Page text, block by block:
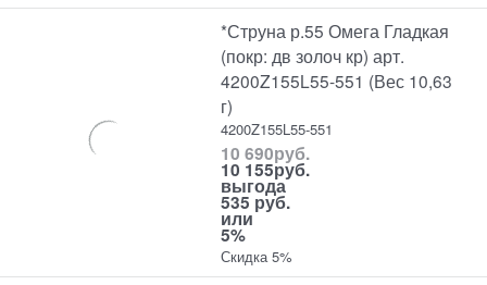
*Струна р.55 Омега Гладкая
(покр: дв золоч кр) арт.
4200Z155L55-551 (Вес 10,63
г)
4200Z155L55-551
10 690руб.
10 155руб.
выгода
535 руб.
или
5%
Скидка 5%